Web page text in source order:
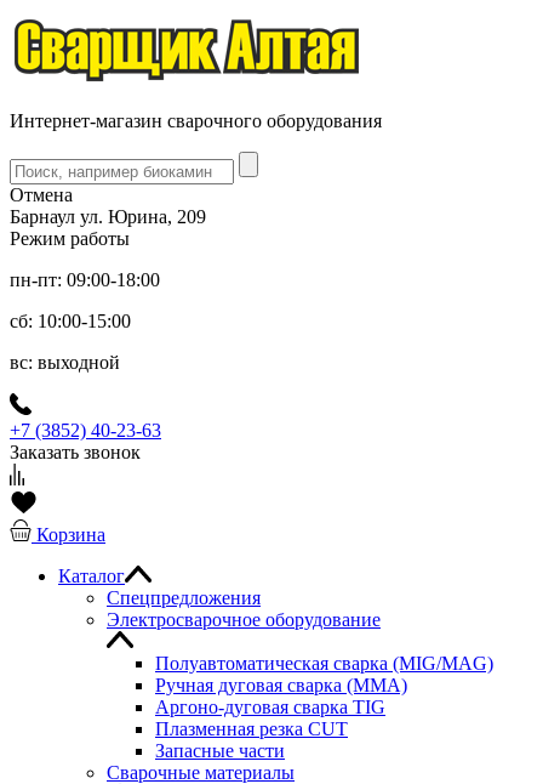
Интернет-магазин сварочного оборудования
Отмена
Барнаул ул. Юрина, 209
Режим работы
пн-пт: 09:00-18:00
сб: 10:00-15:00
вс: выходной
+7 (3852) 40-23-63
Заказать звонок
Корзина
Каталог
Спецпредложения
Электросварочное оборудование
Полуавтоматическая сварка (MIG/MAG)
Ручная дуговая сварка (MMA)
Аргоно-дуговая сварка TIG
Плазменная резка CUT
Запасные части
Сварочные материалы